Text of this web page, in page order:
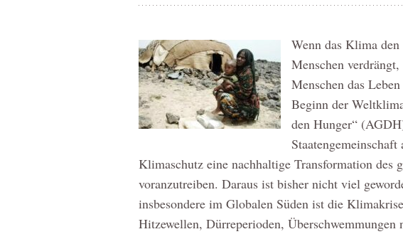
Wenn das Klima
Menschen
Menschen das
Beginn der
den Hunger“
Klimaschutz eine nachhaltige Transformation des
voranzutreiben. Daraus ist bisher nicht viel
insbesondere im Globalen Süden ist die
Hitzewellen, Dürreperioden,